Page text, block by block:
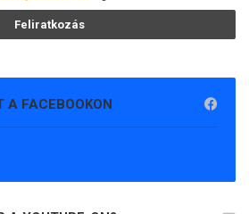
A FACEBOOKON